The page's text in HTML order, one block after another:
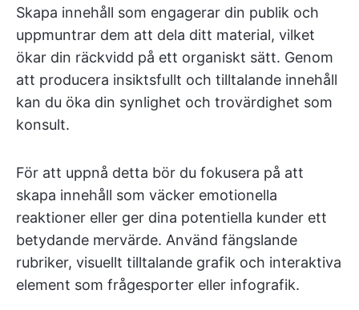
Skapa innehåll som engagerar din publik och
uppmuntrar dem att dela ditt material, vilket
ökar din räckvidd på ett organiskt sätt. Genom
att producera insiktsfullt och tilltalande innehåll
kan du öka din synlighet och trovärdighet som
konsult.
För att uppnå detta bör du fokusera på att
skapa innehåll som väcker emotionella
reaktioner eller ger dina potentiella kunder ett
betydande mervärde. Använd fängslande
rubriker, visuellt tilltalande grafik och interaktiva
element som frågesporter eller infografik.